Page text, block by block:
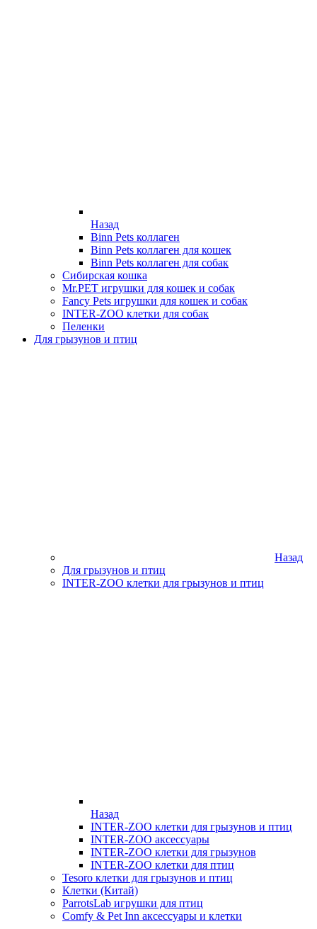
Назад
Binn Pets коллаген
Binn Pets коллаген для кошек
Binn Pets коллаген для собак
Сибирская кошка
Mr.PET игрушки для кошек и собак
Fancy Pets игрушки для кошек и собак
INTER-ZOO клетки для собак
Пеленки
Для грызунов и птиц
Назад
Для грызунов и птиц
INTER-ZOO клетки для грызунов и птиц
Назад
INTER-ZOO клетки для грызунов и птиц
INTER-ZOO аксессуары
INTER-ZOO клетки для грызунов
INTER-ZOO клетки для птиц
Tesoro клетки для грызунов и птиц
Клетки (Китай)
ParrotsLab игрушки для птиц
Comfy & Pet Inn аксессуары и клетки